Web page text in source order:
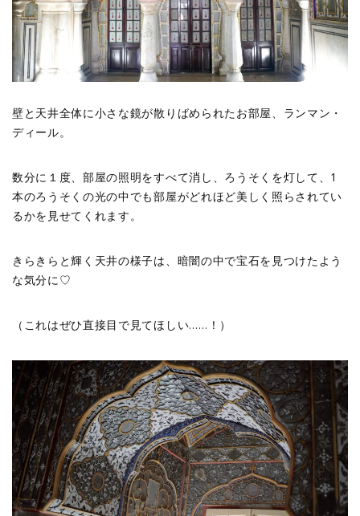
壁と天井全体に小さな鏡が散りばめられたお部屋、ランマン・
ディール。
数分に１度、部屋の照明をすべて消し、ろうそくを灯して、1
本のろうそくの光の中でも部屋がどれほど美しく照らされてい
るかを見せてくれます。
きらきらと輝く天井の様子は、暗闇の中で宝石を見つけたよう
な気分に♡
（これはぜひ直接目で見てほしい……！）